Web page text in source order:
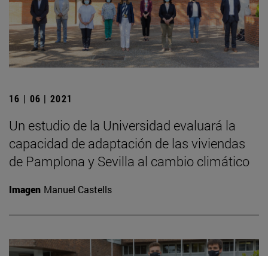
16 | 06 | 2021
Un estudio de la Universidad evaluará la
capacidad de adaptación de las viviendas
de Pamplona y Sevilla al cambio climático
Imagen Manuel Castells